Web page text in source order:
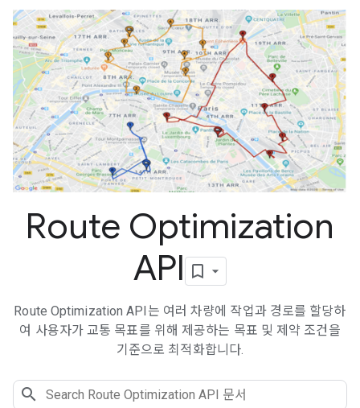
Route Optimization
API
Route Optimization API는 여러 차량에 작업과 경로를 할당하
여 사용자가 교통 목표를 위해 제공하는 목표 및 제약 조건을
기준으로 최적화합니다.